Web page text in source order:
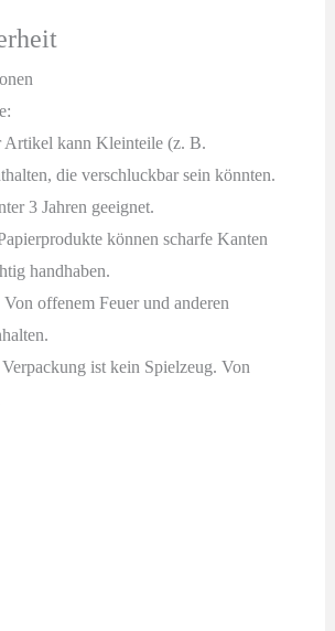
Artikel kann Kleinteile (z. B.
die verschluckbar sein könnten.
3 Jahren geeignet.
können scharfe Kanten
handhaben.
offenem Feuer und anderen
ist kein Spielzeug. Von